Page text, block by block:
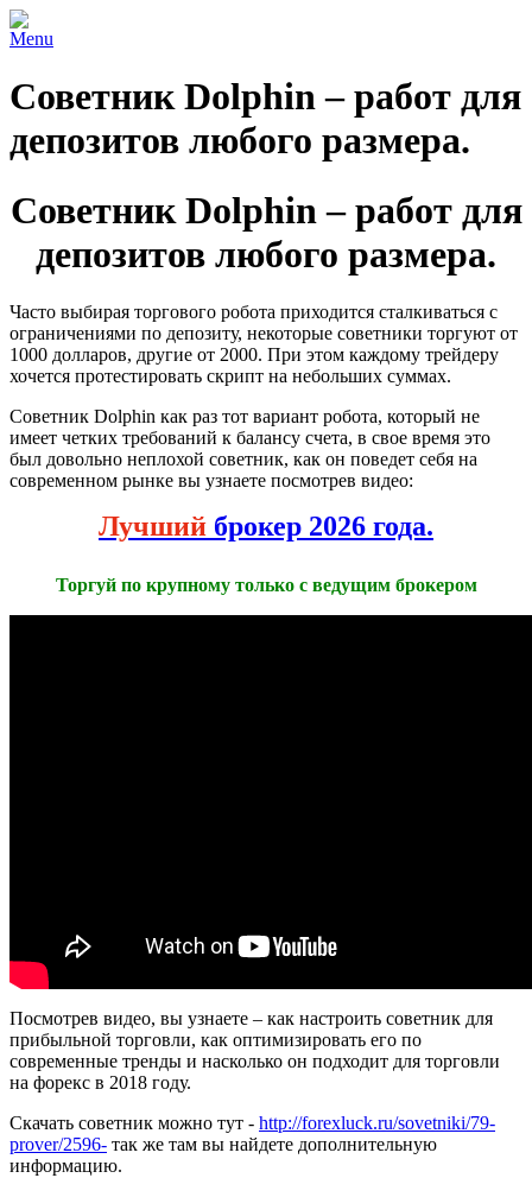
Menu
Советник Dolphin – работ для
депозитов любого размера.
Советник Dolphin – работ для
депозитов любого размера.
Часто выбирая торгового робота приходится сталкиваться с
ограничениями по депозиту, некоторые советники торгуют от
1000 долларов, другие от 2000. При этом каждому трейдеру
хочется протестировать скрипт на небольших суммах.
Советник Dolphin как раз тот вариант робота, который не
имеет четких требований к балансу счета, в свое время это
был довольно неплохой советник, как он поведет себя на
современном рынке вы узнаете посмотрев видео:
Лучший брокер 2026 года.
Торгуй по крупному только с ведущим брокером
Посмотрев видео, вы узнаете – как настроить советник для
прибыльной торговли, как оптимизировать его по
современные тренды и насколько он подходит для торговли
на форекс в 2018 году.
Скачать советник можно тут - http://forexluck.ru/sovetniki/79-
prover/2596- так же там вы найдете дополнительную
информацию.